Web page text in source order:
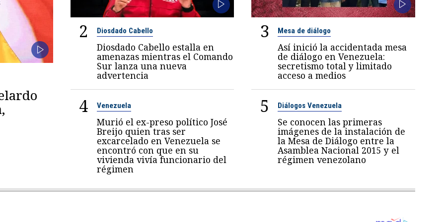
2 Diosdado Cabello
Diosdado Cabello estalla en
amenazas mientras el Comando
Sur lanza una nueva
advertencia
3 Mesa de diálogo
Así inició la accidentada mesa
de diálogo en Venezuela:
secretismo total y limitado
acceso a medios
4 Venezuela
Murió el ex-preso político José
Breijo quien tras ser
excarcelado en Venezuela se
encontró con que en su
vivienda vivía funcionario del
régimen
5 Diálogos Venezuela
Se conocen las primeras
imágenes de la instalación de
la Mesa de Diálogo entre la
Asamblea Nacional 2015 y el
régimen venezolano